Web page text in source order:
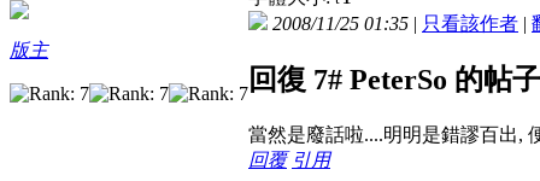
版主
2008/11/25 01:35 | 只看該作者 |
回復 7# PeterSo 的帖子
當然是廢話啦....明明是錯謬百出,
回覆 引用